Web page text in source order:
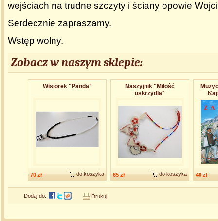
wejściach na trudne szczyty i ściany opowie
Serdecznie zapraszamy.
Wstęp wolny.
Zobacz w naszym sklepie:
Wisiorek "Panda"
70 zł do koszyka
Naszyjnik "Miłość
uskrzydla"
65 zł do koszyka 40 zł
Dodaj do: Drukuj